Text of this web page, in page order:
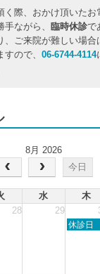
く際、おかけ頂いたお
ながら、
臨時休診で
、ご来院が難しい場合
すので、06-6744-4114
8月 2026
今日
水 木
28 29
木
休診日